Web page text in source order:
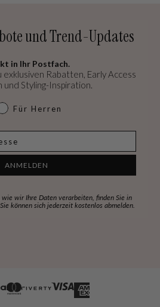
und Trend-Updates
in Ihr Postfach.
exklusiven Rabatten, Early Access
und Styling-Inspiration.
Für Herren
ANMELDEN
wir Ihre Daten verarbeiten, finden Sie in
Sie können sich jederzeit kostenlos abmelden.